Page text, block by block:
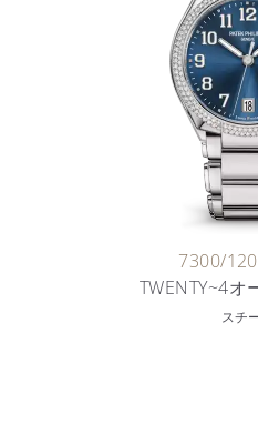
7300/
TWENTY~4オ
スチ